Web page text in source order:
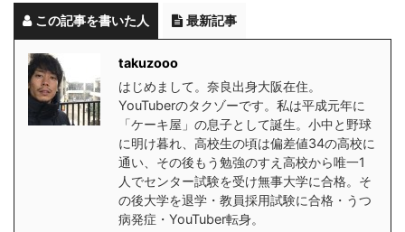
この記事を書いた人 最新記事
takuzooo
はじめまして。奈良出身大阪在住。
YouTuberのタクゾーです。私は平成元年に
「ケーキ屋」の息子として誕生。小中と野球
に明け暮れ、高校生の頃は偏差値34の高校に
通い、その後もう勉強のすえ高校から唯一1
人でセンター試験を受け無事大学に合格。そ
の後大学を退学・教員採用試験に合格・うつ
病発症・YouTuber転身。